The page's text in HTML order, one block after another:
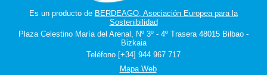
Es un producto de BERDEAGO, Asociación Europea para la
Sostenibilidad
Plaza Celestino María del Arenal, Nº 3º - 4º Trasera 48015 Bilbao -
Bizkaia
Teléfono [+34] 944 967 717
Mapa Web